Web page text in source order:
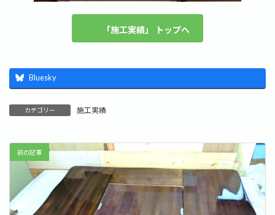
「施工実績」 トップへ
Bluesky
カテゴリー 施工実績
前の記事